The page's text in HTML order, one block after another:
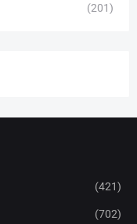
(201)
(421)
(702)